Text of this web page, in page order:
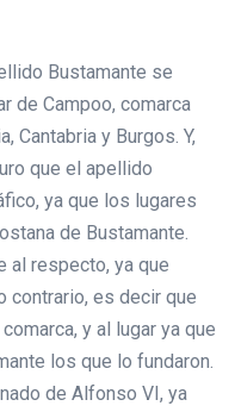
Bustamante se
de Campoo, comarca
Cantabria y Burgos. Y,
que el apellido
ya que los lugares
de Bustamante.
al respecto, ya que
contrario, es decir que
y al lugar ya que
los que lo fundaron.
de Alfonso VI, ya